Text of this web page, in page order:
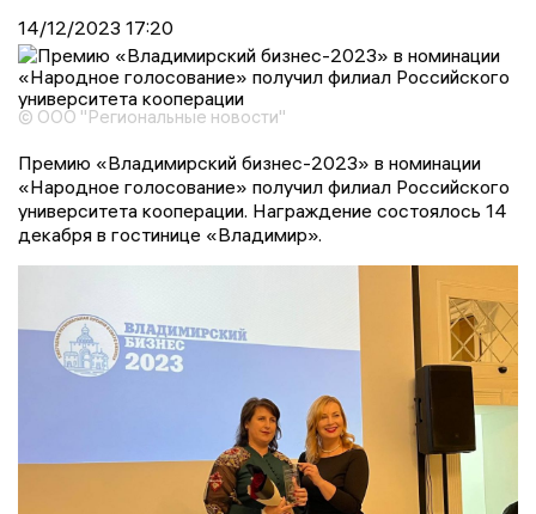
14/12/2023 17:20
© ООО "Региональные новости"
Премию «Владимирский бизнес-2023» в номинации
«Народное голосование» получил филиал Российского
университета кооперации. Награждение состоялось 14
декабря в гостинице «Владимир».